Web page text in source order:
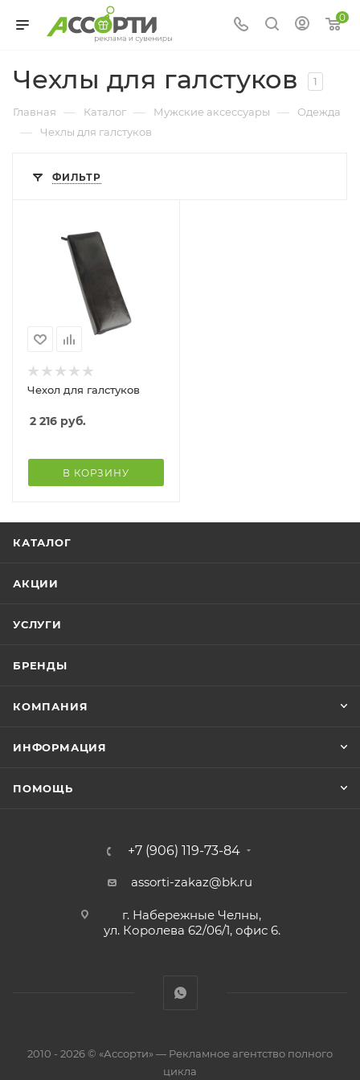
0
Чехлы для галстуков 1
Главная — Каталог — Мужские аксессуары — Одежда
— Чехлы для галстуков
ФИЛЬТР
Чехол для галстуков
2 216 руб.
В КОРЗИНУ
КАТАЛОГ
АКЦИИ
УСЛУГИ
БРЕНДЫ
КОМПАНИЯ
ИНФОРМАЦИЯ
ПОМОЩЬ
+7 (906) 119-73-84
assorti-zakaz@bk.ru
г. Набережные Челны,
ул. Королева 62/06/1, офис 6.
2010 - 2026 © «Ассорти» — Рекламное агентство полного
цикла